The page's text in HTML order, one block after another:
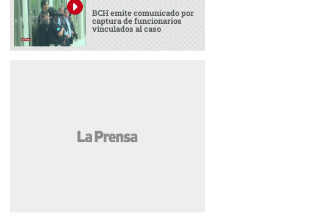
BCH emite comunicado por
captura de funcionarios
vinculados al caso